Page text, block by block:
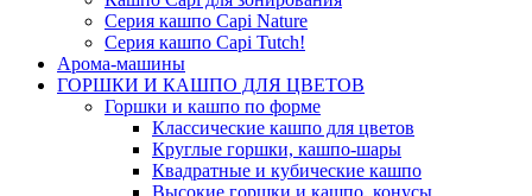
Серия кашпо Capi Nature
Серия кашпо Capi Tutch!
Арома-машины
ГОРШКИ И КАШПО ДЛЯ ЦВЕТОВ
Горшки и кашпо по форме
Классические кашпо для цветов
Круглые горшки, кашпо-шары
Квадратные и кубические кашпо
Высокие горшки и кашпо, конусы